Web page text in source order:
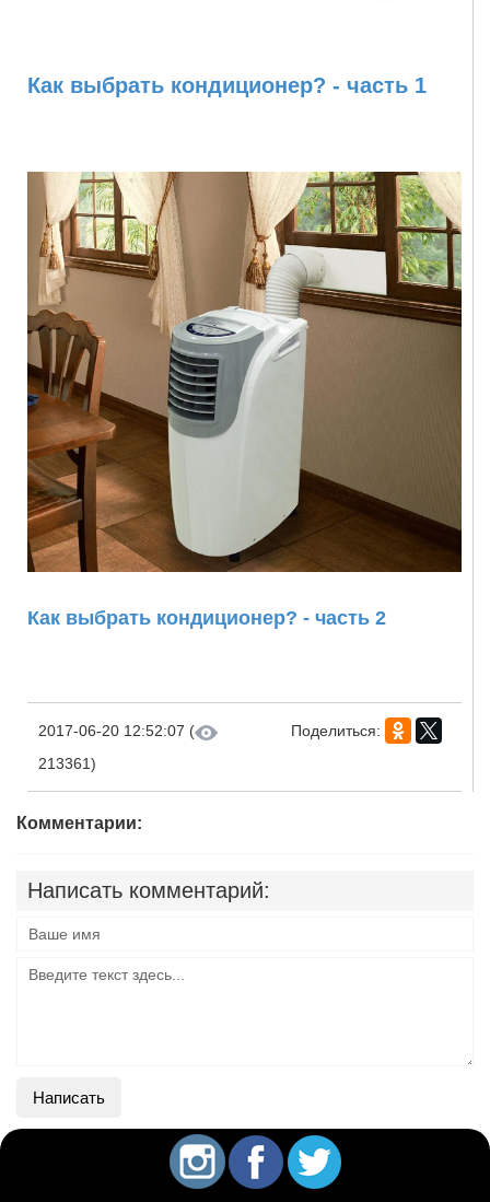
Как выбрать кондиционер? - часть 1
Как выбрать кондиционер? - часть 2
2017-06-20 12:52:07 (
213361)
Поделиться:
Комментарии:
Написать комментарий:
Написать